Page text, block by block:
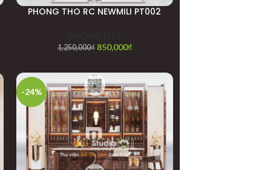
PHONG THO RC NEWMILI PT002
1,250,000₫ 850,000₫
-24%